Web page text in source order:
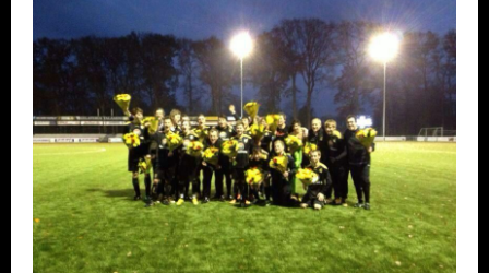
SPONSOREN
CONTACT
MENU